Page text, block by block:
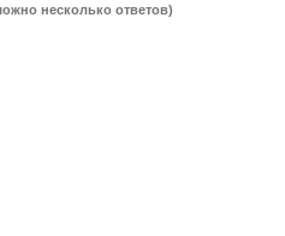
несколько ответов)